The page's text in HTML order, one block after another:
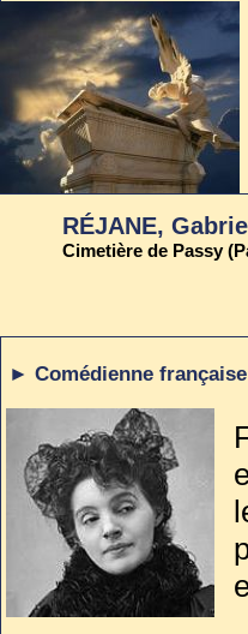
► Comédienne française
RÉJANE,
Cimetière de Passy
au 22 juin 2021